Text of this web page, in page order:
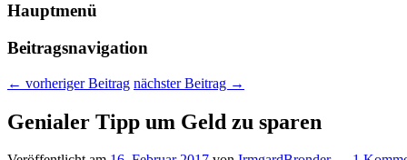
Hauptmenü
Beitragsnavigation
← vorheriger Beitrag nächster Beitrag →
Genialer Tipp um Geld zu sparen